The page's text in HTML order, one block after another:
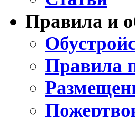
Правила и
Правила